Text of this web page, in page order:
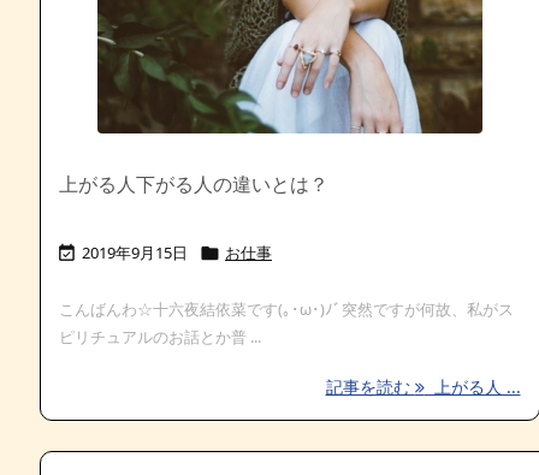
上がる人下がる人の違いとは？
 2019年9月15日  お仕事
こんばんわ☆十六夜結依菜です(｡･ω･)ﾉﾞ突然ですが何故、私がス
ピリチュアルのお話とか普 ...
記事を読む 上がる人 ...